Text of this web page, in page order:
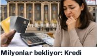
Milyonlar bekliyor: Kredi